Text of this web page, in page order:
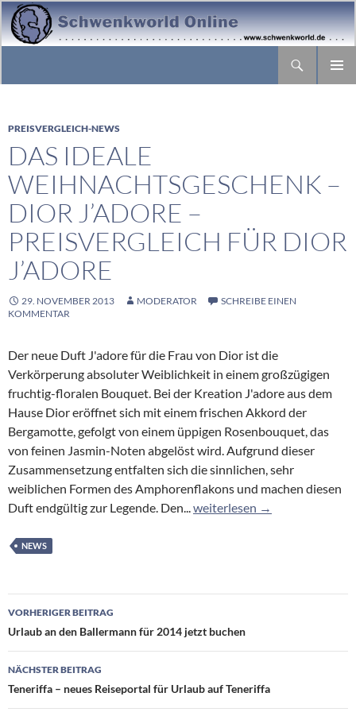
PREISVERGLEICH-NEWS
DAS IDEALE
WEIHNACHTSGESCHENK –
DIOR J’ADORE –
PREISVERGLEICH FÜR DIOR
J’ADORE
29. NOVEMBER 2013 MODERATOR
SCHREIBE EINEN
KOMMENTAR
Der neue Duft J'adore für die Frau von Dior ist die
Verkörperung absoluter Weiblichkeit in einem großzügigen
fruchtig-floralen Bouquet. Bei der Kreation J'adore aus dem
Hause Dior eröffnet sich mit einem frischen Akkord der
Bergamotte, gefolgt von einem üppigen Rosenbouquet, das
von feinen Jasmin-Noten abgelöst wird. Aufgrund dieser
Zusammensetzung entfalten sich die sinnlichen, sehr
weiblichen Formen des Amphorenflakons und machen diesen
Duft endgültig zur Legende. Den...Provision auf Reisen
weiterlesen →
NEWS
Beitragsnavigation
VORHERIGER BEITRAG
Urlaub an den Ballermann für 2014 jetzt buchen
NÄCHSTER BEITRAG
Teneriffa – neues Reiseportal für Urlaub auf Teneriffa